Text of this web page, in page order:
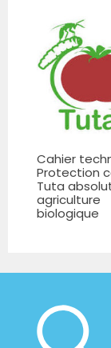
Cahier
Protection
Tuta
agriculture
biologique